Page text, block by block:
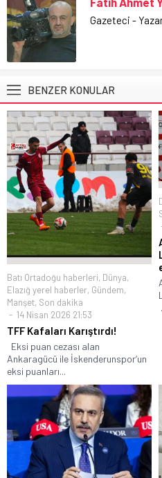
Gazeteci -
BENZER KONULAR
Batı Ortadoğu haberleri, Dünya,
Elazığ yerel haberler, Gündem,
Manşet, Son dakika
14 Nisan 2026 21:53
TFF Kafaları Karıştırdı!
Eksi puan cezası alan
Ankaragücü ile İskenderunspor‘un
eksi puanları...